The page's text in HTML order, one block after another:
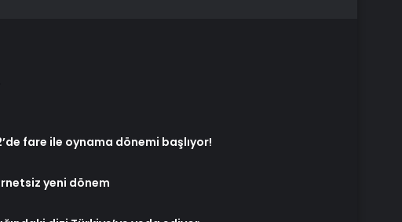
fare ile oynama dönemi başlıyor!
yeni dönem